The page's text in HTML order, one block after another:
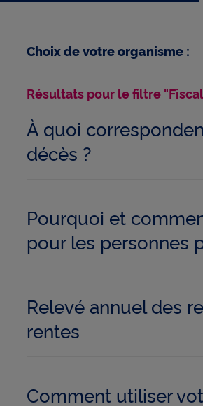
Choix de votre organisme :
Résultats pour le filtre
À quoi
décès ?
Pourquoi et
pour les personnes
Relevé annuel des
rentes
Comment utiliser